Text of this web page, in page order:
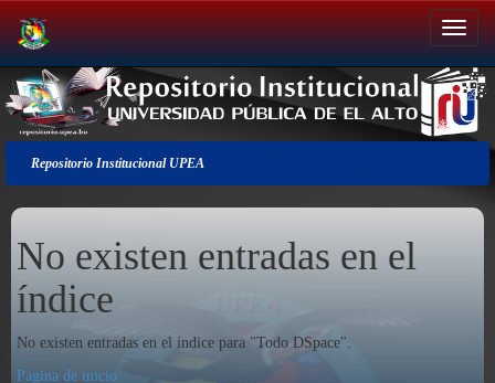
Salir
de
la
navegación
Repositorio Institucional UPEA
No existen entradas en el
índice
No existen entradas en el índice para "Todo DSpace".
Página de inicio